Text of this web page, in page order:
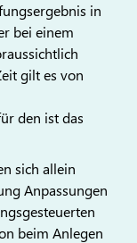
in
bei einem
gilt es von
den ist das
sich allein
Anpassungen
beim Anlegen